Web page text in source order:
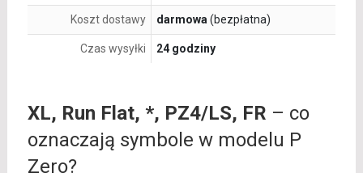
Koszt dostawy darmowa (bezpłatna)
Czas wysyłki 24 godziny
XL, Run Flat, *, PZ4/LS, FR – co
oznaczają symbole w modelu P
Zero?